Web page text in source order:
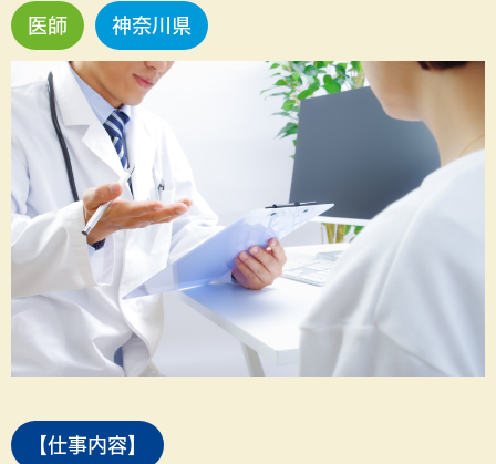
医師 神奈川県
【仕事内容】